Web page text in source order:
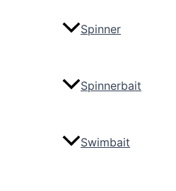
Spinner
Spinnerbait
Swimbait